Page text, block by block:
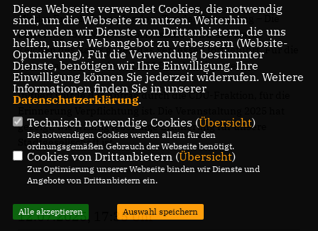
Mit der Entscheidung für den „Tag der Erinnerung – Die
Befreiung vom Nationalsozialismus“ wird das starke
Zeichen des Rates gegen das Vergessen fortgeführt. Für die
Veranstaltung werden 21.000 Euro bereitgestellt.
Initiiert wurde der Antrag durch die CDU-Fraktion, für die
gezeigt, wie wichtig lebendige Erinnerung für unsere
Stadtgesellschaft ist.
12.07.2025, 17:35 Uhr
Diese Webseite verwendet Cookies, die notwendig
sind, um die Webseite zu nutzen. Weiterhin
verwenden wir Dienste von Drittanbietern, die uns
helfen, unser Webangebot zu verbessern (Website-
Optmierung). Für die Verwendung bestimmter
Dienste, benötigen wir Ihre Einwilligung. Ihre
Einwilligung können Sie jederzeit widerrufen. Weitere
Informationen finden Sie in unserer
Datenschutzerklärung.
Technisch notwendige Cookies (Übersicht)
Die notwendigen Cookies werden allein für den
ordnungsgemäßen Gebrauch der Webseite benötigt.
Cookies von Drittanbietern (Übersicht)
Zur Optimierung unserer Webseite binden wir Dienste und
Angebote von Drittanbietern ein.
Alle akzeptieren Auswahl speichern